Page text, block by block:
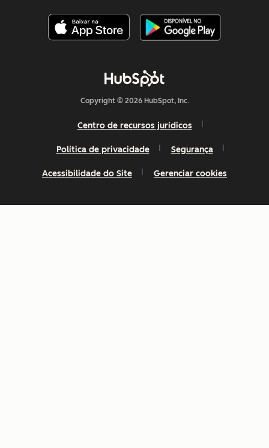
Copyright © 2026 HubSpot, Inc.
Centro de recursos jurídicos
Política de privacidade Segurança
Acessibilidade do Site Gerenciar cookies